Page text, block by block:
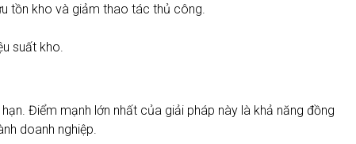
tồn kho và giảm thao tác thủ công.
suất kho.
Điểm mạnh lớn nhất của giải pháp này là khả năng đồng
doanh nghiệp.